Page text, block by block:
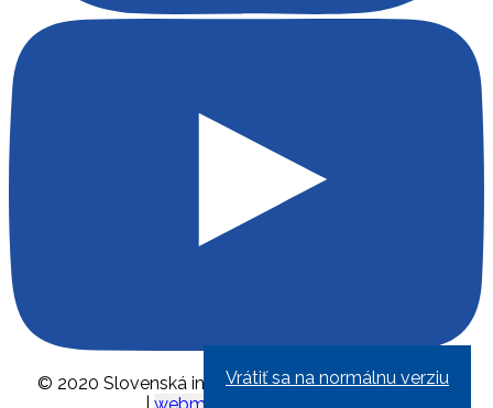
Vrátiť sa na normálnu verziu
© 2020 Slovenská inovačná a energetická agentúra